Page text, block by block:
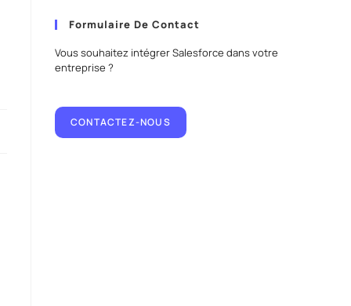
Formulaire De Contact
Vous souhaitez intégrer Salesforce dans votre
entreprise ?
CONTACTEZ-NOUS